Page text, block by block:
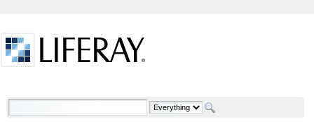
Cam xuc thang hoa la gi Cam xuc thang hoa trong